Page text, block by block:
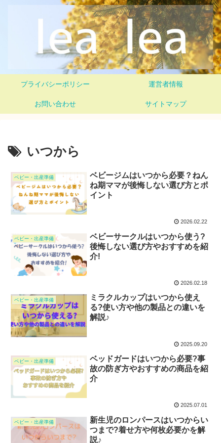
プライバシーポリシー 運営者情報
お問い合わせ サイトマップ
いつから
ベビー・出産準備
ベビージムはいつから必要？ねん
ね期ママが後悔しない選び方とポ
イント
2026.02.22
ベビー・出産準備
ベビーサークルはいつから使う?
後悔しない選び方やおすすめを紹
介!
2026.02.18
ベビー・出産準備
ミラクルカップはいつから使え
る?使い方や他の製品との違いを
解説♪
2025.09.20
ベビー・出産準備
ベッドガードはいつから必要?事
故の防ぎ方やおすすめの商品を紹
介
2025.07.01
ベビー・出産準備
新生児のロンパースはいつからい
つまで?着せ方や何枚必要かを解
説♪